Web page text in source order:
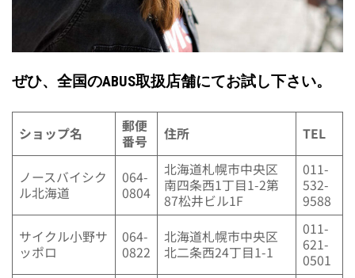
ぜひ、全国のABUS取扱店舗にてお試し下さい。
ショップ名
郵便
番号
住所 TEL
ノースバイシク
ル北海道
064-
0804
北海道札幌市中央区
南四条西1丁目1-2第
87松井ビル1F
011-
532-
9588
サイクル小野サ
ッポロ
064-
0822
北海道札幌市中央区
北二条西24丁目1-1
011-
621-
0501